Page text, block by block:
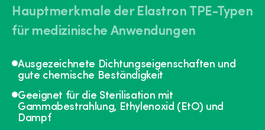
Hauptmerkmale der Elastron TPE-Typen
für medizinische Anwendungen
Ausgezeichnete Dichtungseigenschaften und
gute chemische Beständigkeit
Geeignet für die Sterilisation mit
Gammabestrahlung, Ethylenoxid (EtO) und
Dampf